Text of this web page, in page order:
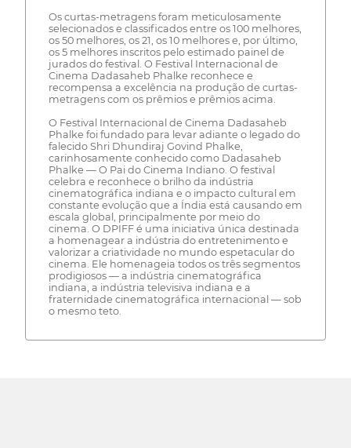
Os curtas-metragens foram meticulosamente
selecionados e classificados entre os 100 melhores,
os 50 melhores, os 21, os 10 melhores e, por último,
os 5 melhores inscritos pelo estimado painel de
jurados do festival. O Festival Internacional de
Cinema Dadasaheb Phalke reconhece e
recompensa a excelência na produção de curtas-
metragens com os prêmios e prêmios acima.
O Festival Internacional de Cinema Dadasaheb
Phalke foi fundado para levar adiante o legado do
falecido Shri Dhundiraj Govind Phalke,
carinhosamente conhecido como Dadasaheb
Phalke — O Pai do Cinema Indiano. O festival
celebra e reconhece o brilho da indústria
cinematográfica indiana e o impacto cultural em
constante evolução que a Índia está causando em
escala global, principalmente por meio do
cinema. O DPIFF é uma iniciativa única destinada
a homenagear a indústria do entretenimento e
valorizar a criatividade no mundo espetacular do
cinema. Ele homenageia todos os três segmentos
prodigiosos — a indústria cinematográfica
indiana, a indústria televisiva indiana e a
fraternidade cinematográfica internacional — sob
o mesmo teto.